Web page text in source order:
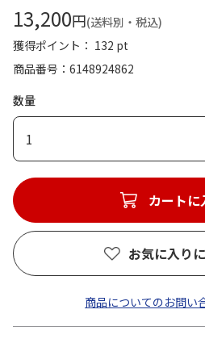
13,200円(送料別・税込)
獲得ポイント： 132 pt
商品番号
6148924862
数量
1
カートに
お気に入り
商品についてのお問い